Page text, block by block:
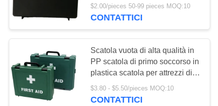
SITO
POLITICA
SULLA
PRIVACY
Rifornimenti
dell'attrezzatura del
pronto soccorso
$2.00/pieces 50-99 pieces MOQ:10
CONTATTICI
Scatola vuota di alta qualità in
PP scatola di primo soccorso in
plastica scatola per attrezzi di
stoccaggio scatola di plastica
medica
$3.80 - $5.50/pieces MOQ:10
CONTATTICI